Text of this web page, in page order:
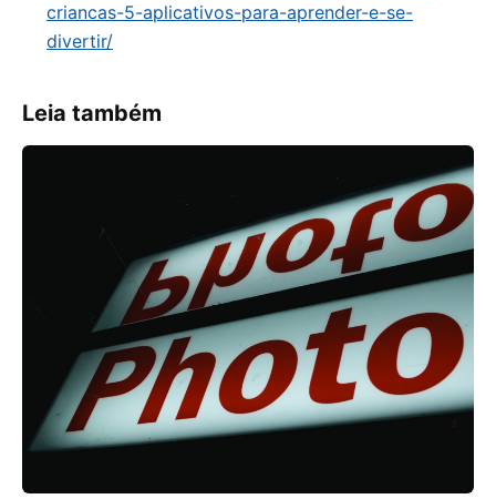
criancas-5-aplicativos-para-aprender-e-se-
divertir/
Leia também